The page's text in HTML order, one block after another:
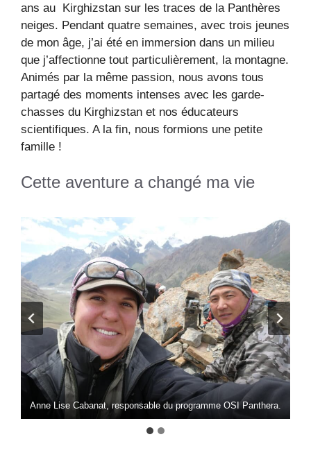
ans au Kirghizstan sur les traces de la Panthères
neiges. Pendant quatre semaines, avec trois jeunes
de mon âge, j’ai été en immersion dans un milieu
que j’affectionne tout particulièrement, la montagne.
Animés par la même passion, nous avons tous
partagé des moments intenses avec les garde-
chasses du Kirghizstan et nos éducateurs
scientifiques. A la fin, nous formions une petite
famille !
Cette aventure a changé ma vie
Anne Lise Cabanat, responsable du programme OSI Panthera.